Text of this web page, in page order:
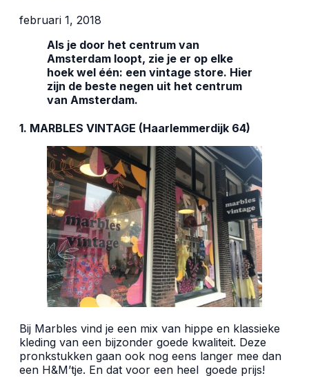
februari 1, 2018
Als je door het centrum van
Amsterdam loopt, zie je er op elke
hoek wel één: een vintage store. Hier
zijn de beste negen uit het centrum
van Amsterdam.
1. MARBLES VINTAGE (Haarlemmerdijk 64)
Bij Marbles vind je een mix van hippe en klassieke
kleding van een bijzonder goede kwaliteit. Deze
pronkstukken gaan ook nog eens langer mee dan
een H&M’tje. En dat voor een heel goede prijs!